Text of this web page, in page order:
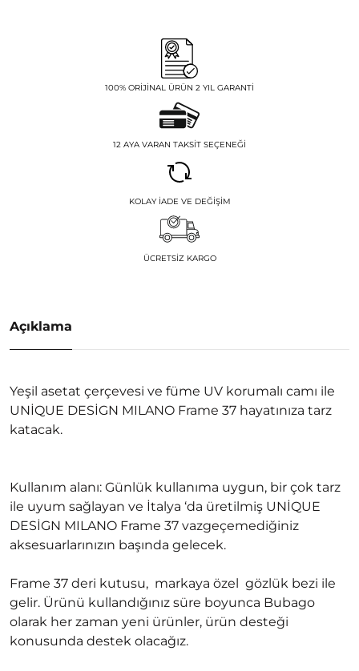
100% ORIJINAL ÜRÜN 2 YIL GARANTI
12 AYA VARAN TAKSIT SEÇENEĞI
KOLAY İADE VE DEĞIŞIM
ÜCRETSIZ KARGO
Açıklama
Yeşil asetat çerçevesi ve füme UV korumalı camı ile
UNİQUE DESİGN MILANO Frame 37 hayatınıza tarz
katacak.
Kullanım alanı: Günlük kullanıma uygun, bir çok tarz
ile uyum sağlayan ve İtalya ‘da üretilmiş UNİQUE
DESİGN MILANO Frame 37 vazgeçemediğiniz
aksesuarlarınızın başında gelecek.
Frame 37 deri kutusu, markaya özel gözlük bezi ile
gelir. Ürünü kullandığınız süre boyunca Bubago
olarak her zaman yeni ürünler, ürün desteği
konusunda destek olacağız.